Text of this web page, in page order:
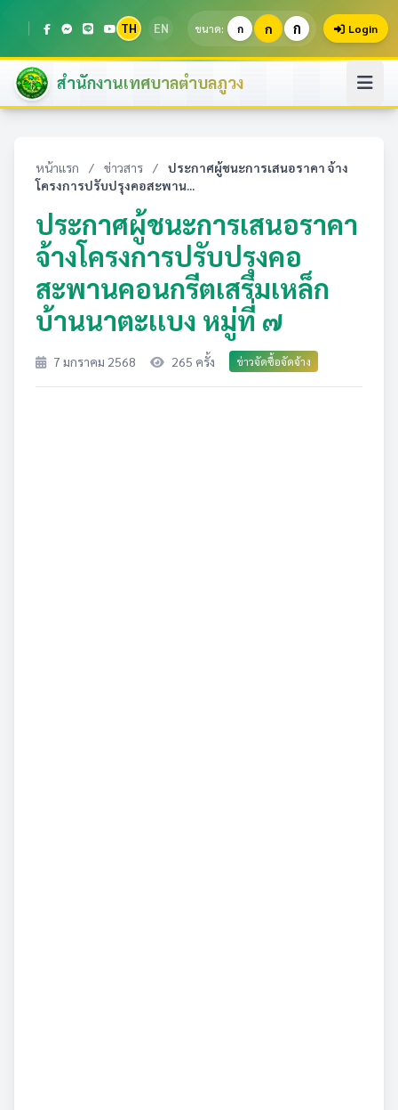
TH EN ขนาด: ก ก ก Login
สำนักงานเทศบาลตำบลภูวง
หน้าแรก / ข่าวสาร /
ประกาศผู้ชนะการเสนอราคา จ้าง
โครงการปรับปรุงคอสะพาน...
ประกาศผู้ชนะการเสนอราคา
จ้างโครงการปรับปรุงคอ
สะพานคอนกรีตเสริมเหล็ก
บ้านนาตะเเบง หมู่ที่ ๗
7 มกราคม 2568 265 ครั้ง ข่าวจัดซื้อจัดจ้าง